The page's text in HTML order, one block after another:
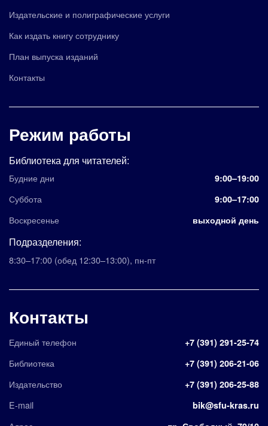
Издательские и полиграфические услуги
Как издать книгу сотруднику
План выпуска изданий
Контакты
Режим работы
Библиотека для читателей:
Будние дни 9:00–19:00
Суббота 9:00–17:00
Воскресенье выходной день
Подразделения:
8:30–17:00 (обед 12:30–13:00), пн-пт
Контакты
Единый телефон +7 (391) 291-25-74
Библиотека +7 (391) 206-21-06
Издательство +7 (391) 206-25-88
E-mail bik@sfu-kras.ru